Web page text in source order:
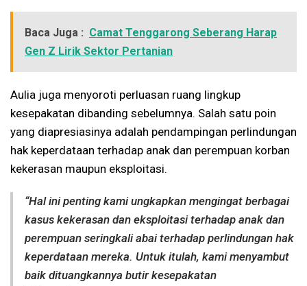
Baca Juga : Camat Tenggarong Seberang Harap
Gen Z Lirik Sektor Pertanian
Aulia juga menyoroti perluasan ruang lingkup
kesepakatan dibanding sebelumnya. Salah satu poin
yang diapresiasinya adalah pendampingan perlindungan
hak keperdataan terhadap anak dan perempuan korban
kekerasan maupun eksploitasi.
“Hal ini penting kami ungkapkan mengingat berbagai
kasus kekerasan dan eksploitasi terhadap anak dan
perempuan seringkali abai terhadap perlindungan hak
keperdataan mereka. Untuk itulah, kami menyambut
baik dituangkannya butir kesepakatan